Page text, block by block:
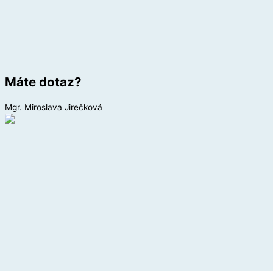
Máte dotaz?
Mgr. Miroslava Jirečková